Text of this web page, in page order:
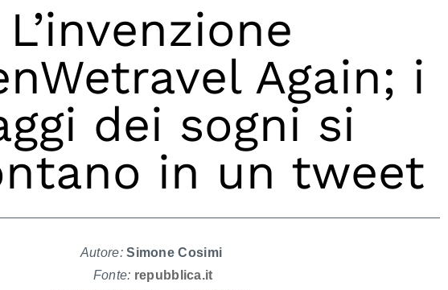
L’invenzione
Again; i
dei sogni si
in un tweet
Autore:Simone Cosimi
Fonte: repubblica.it